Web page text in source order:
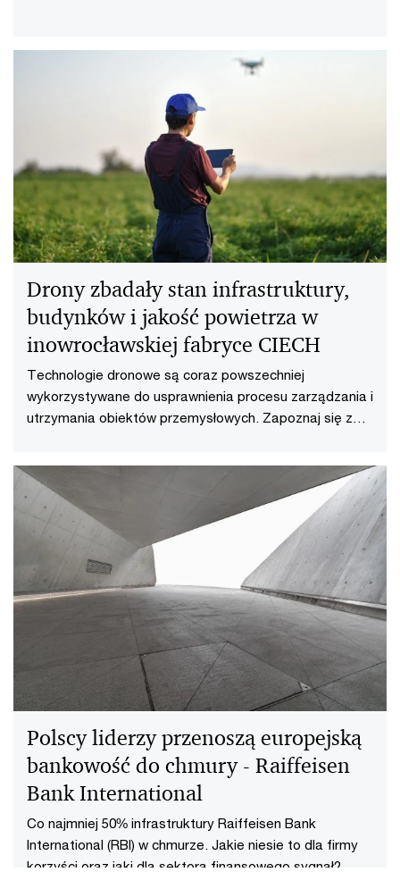
Drony zbadały stan infrastruktury,
budynków i jakość powietrza w
inowrocławskiej fabryce CIECH
Technologie dronowe są coraz powszechniej
wykorzystywane do usprawnienia procesu zarządzania i
utrzymania obiektów przemysłowych. Zapoznaj się z
Polscy liderzy przenoszą europejską
bankowość do chmury - Raiffeisen
Bank International
Co najmniej 50% infrastruktury Raiffeisen Bank
International (RBI) w chmurze. Jakie niesie to dla firmy
korzyści oraz jaki dla sektora finansowego sygnał?